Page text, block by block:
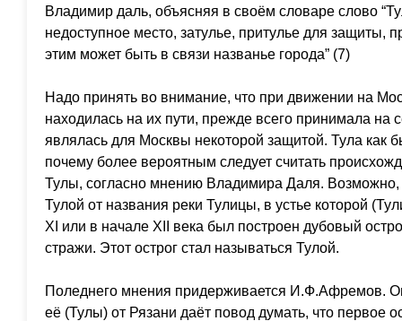
Владимир даль, объясняя в своём словаре слово
недоступное место, затулье, притулье для защиты,
этим может быть в связи названье города” (7)
Надо принять во внимание, что при движении на
находилась на их пути, прежде всего принимала на
являлась для Москвы некоторой защитой. Тула как
почему более вероятным следует считать
Тулы, согласно мнению Владимира Даля. Возможно,
Тулой от названия реки Тулицы, в устье которой
ХI или в начале ХII века был построен дубовый
стражи. Этот острог стал называться Тулой.
Поледнего мнения придерживается И.Ф.Афремов.
её (Тулы) от Рязани даёт повод думать, что первое